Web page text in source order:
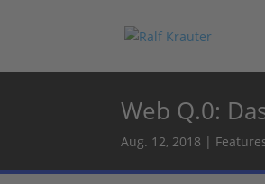
Web Q.0:
Aug. 12, 2018 |